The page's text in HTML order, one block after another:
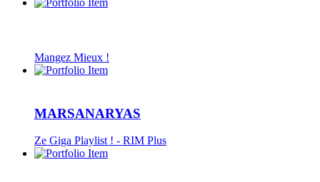
Mangez Mieux !
MARSANARYAS
Ze Giga Playlist ! - RIM Plus